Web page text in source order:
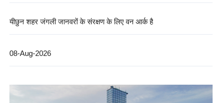
यीछुन शहर जंगली जानवरों के संरक्षण के लिए वन आर्क है
08-Aug-2026